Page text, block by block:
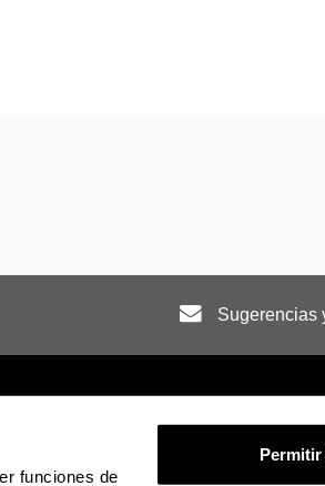
funciones de
Permitir
Sugerencias